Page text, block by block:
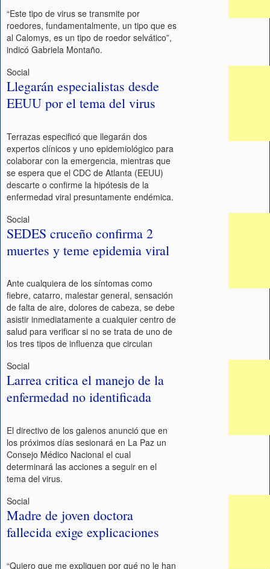
“Este tipo de virus se transmite por
roedores, fundamentalmente, un tipo que es
al Calomys, es un tipo de roedor selvático”,
indicó Gabriela Montaño.
Social
Llegarán especialistas desde
EEUU por el tema del virus
Terrazas especificó que llegarán dos
expertos clínicos y uno epidemiológico para
colaborar con la emergencia, mientras que
se espera que el CDC de Atlanta (EEUU)
descarte o confirme la hipótesis de la
enfermedad viral presuntamente endémica.
Social
SEDES cruceño confirma 2
muertes y teme epidemia viral
Ante cualquiera de los síntomas como
fiebre, catarro, malestar general, sensación
de falta de aire, dolores de cabeza, se debe
asistir inmediatamente a cualquier centro de
salud para verificar si no se trata de uno de
los tres tipos de influenza que circulan
Social
Larrea critica el manejo de la
enfermedad no identificada
El directivo de los galenos anunció que en
los próximos días sesionará en La Paz un
Consejo Médico Nacional el cual
determinará las acciones a seguir en el
tema del virus.
Social
Madre de joven doctora
fallecida exige explicaciones
“Quiero que me expliquen por qué no le han